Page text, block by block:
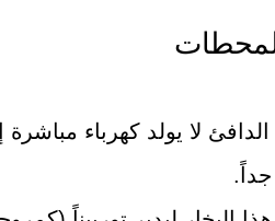
لا يولد كهرباء مباشرة